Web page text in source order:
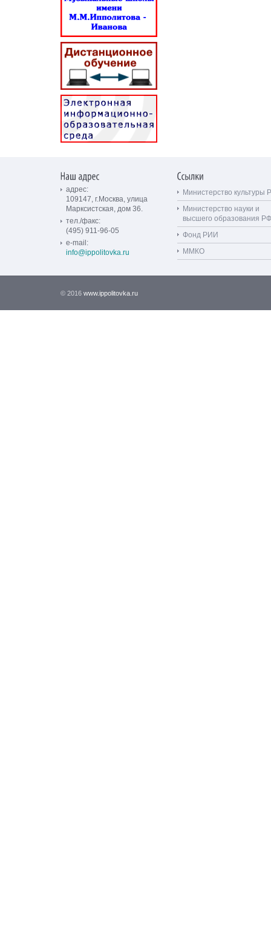
адрес:
109147, г.Москва, улица
Марксистская, дом 36.
тел./факс:
(495) 911-96-05
e-mail:
info@ippolitovka.ru
Министерство культуры
Министерство науки и
высшего образования РФ
Фонд РИИ
ММКО
© 2016 www.ippolitovka.ru